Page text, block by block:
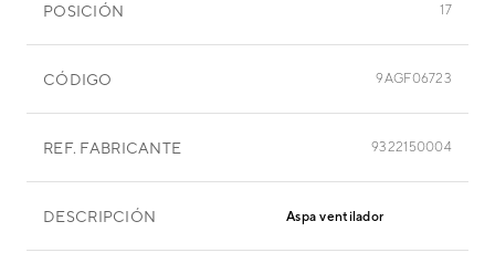
POSICIÓN 17
CÓDIGO 9AGF06723
REF. FABRICANTE 9322150004
DESCRIPCIÓN Aspa ventilador